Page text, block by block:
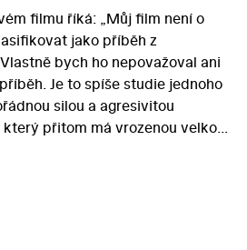
filmu říká: „Můj film není o
jako příběh z
bych ho nepovažoval ani
Je to spíše studie jednoho
silou a agresivitou
přitom má vrozenou velkou
se projevuje ve velmi